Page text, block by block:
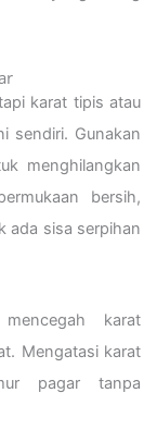
karat tipis atau
sendiri. Gunakan
menghilangkan
bersih,
ada sisa serpihan
karat
Mengatasi karat
pagar tanpa